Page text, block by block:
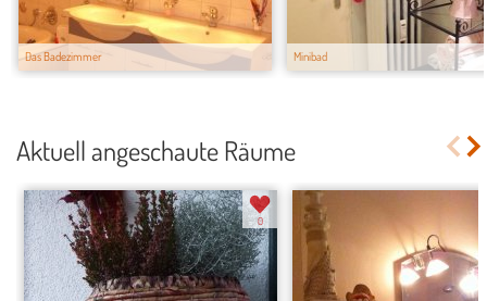
Das Badezimmer Minibad
Aktuell angeschaute Räume
0